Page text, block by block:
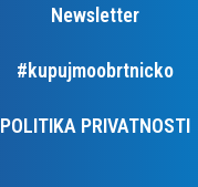
Newsletter
#kupujmoobrtnicko
POLITIKA PRIVATNOSTI